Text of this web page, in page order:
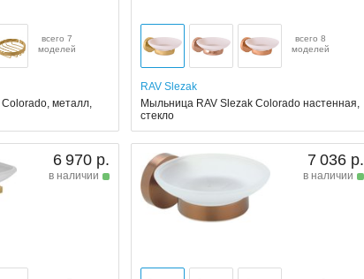
всего 7
моделей
металл,
всего 8
моделей
RAV Slezak
Мыльница RAV Slezak Colorado настенная,
стекло
6 970 р.
в наличии
7 036 р.
в наличии